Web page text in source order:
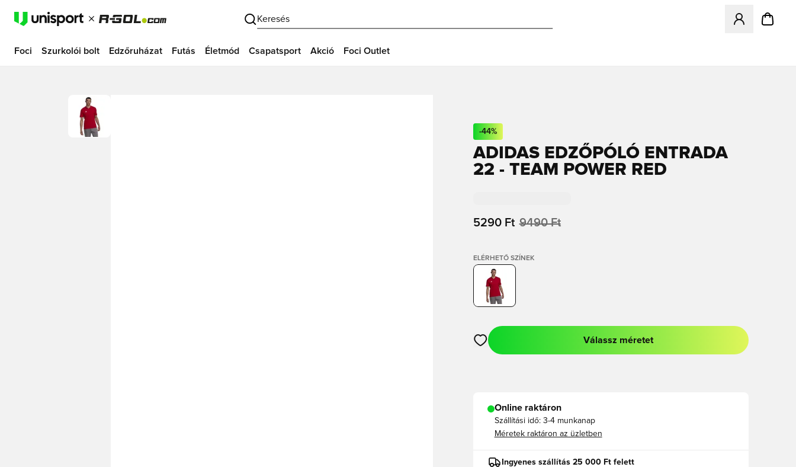
Keresés
Megnyit egy
Foci Szurkolói bolt Edzőruházat Futás Életmód Csapatsport Akció Foci Outlet
-44%
ADIDAS EDZŐPÓLÓ ENTRADA
22 - TEAM POWER RED
5290 Ft 9490 Ft
ELÉRHETŐ SZÍNEK
Megnyit egy modált a bejelentkezéshez vagy a tagként való regisztrációhoz
Válassz méretet
Online raktáron
Szállítási idő: 3-4 munkanap
Méretek raktáron az üzletben
Ingyenes szállítás 25 000 Ft felett